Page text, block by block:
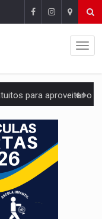
aproveitar o fim de semana
membro do CV com arma e drogas
com a APAE para ampliar ações
no combate a drones durante
Em Itapuã do Oeste, CINEMAZÔNIA leva cinema
terá sábado (8) de calor